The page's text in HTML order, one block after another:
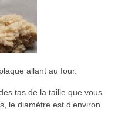
allant au four.
tas de la taille que vous
le diamètre est d’environ